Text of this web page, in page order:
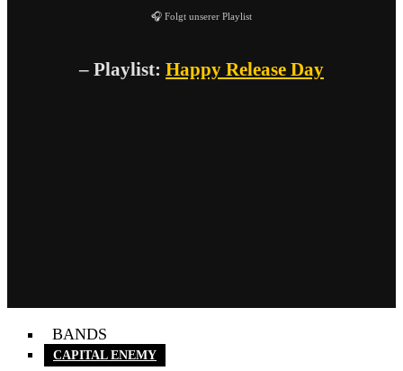
🎧 Folgt unserer Playlist
– Playlist: Happy Release Day
BANDS
CAPITAL ENEMY